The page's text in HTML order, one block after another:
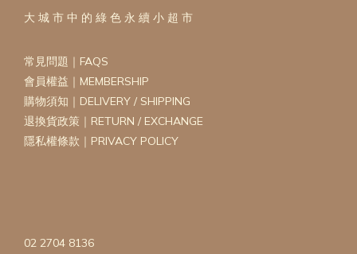
大 城 市 中 的 綠 色 永 續 小 超 市
常見問題｜FAQS
會員權益｜MEMBERSHIP
購物須知｜DELIVERY / SHIPPING
退換貨政策｜RETURN / EXCHANGE
隱私權條款｜PRIVACY POLICY
02 2704 8136